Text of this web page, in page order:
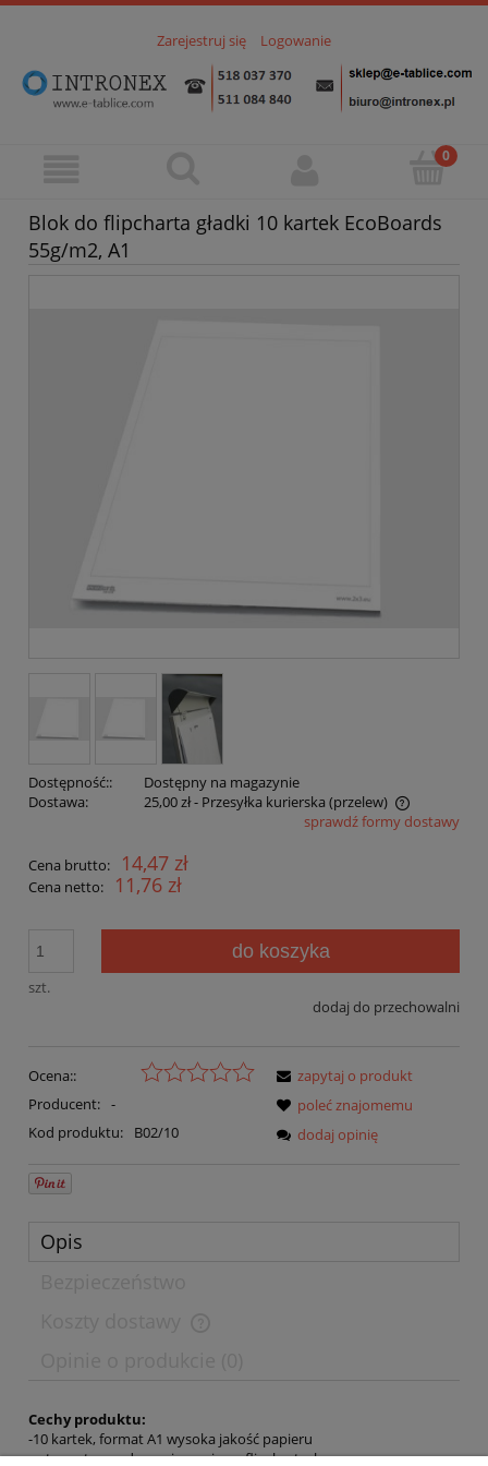
Zarejestruj się Logowanie
Blok do flipcharta gładki 10 kartek EcoBoards
55g/m2, A1
Dostępność::
Dostępny na magazynie
Dostawa:
25,00 zł- Przesyłka kurierska (przelew)
sprawdź formy dostawy
Cena brutto: 14,47 zł
Cena netto: 11,76 zł
szt.
do koszyka
dodaj do przechowalni
Ocena::
Producent: -
Kod produktu:
B02/10
zapytaj o produkt
poleć znajomemu
dodaj opinię
Opis
Cechy produktu:
-10 kartek, format A1 wysoka jakość papieru
-cztery otwory do zawieszania na flipchartach